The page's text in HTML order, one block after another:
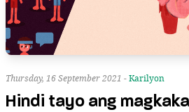
Thursday, 16 September 2021 -Karilyon
Hindi tayo ang